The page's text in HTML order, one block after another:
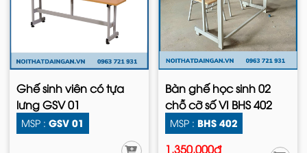
Ghế sinh viên có tựa
lưng GSV 01
MSP : GSV 01
Bàn ghế học sinh 02
chỗ cỡ số VI BHS 402
MSP : BHS 402
1.350.000đ